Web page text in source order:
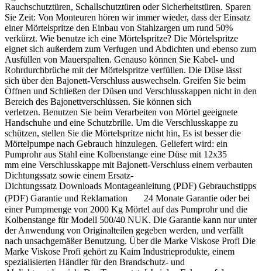
Rauchschutztüren, Schallschutztüren oder Sicherheitstüren. Sparen
Sie Zeit: Von Monteuren hören wir immer wieder, dass der Einsatz
einer Mörtelspritze den Einbau von Stahlzargen um rund 50%
verkürzt. Wie benutze ich eine Mörtelspritze? Die Mörtelspritze
eignet sich außerdem zum Verfugen und Abdichten und ebenso zum
Ausfüllen von Mauerspalten. Genauso können Sie Kabel- und
Rohrdurchbrüche mit der Mörtelspritze verfüllen. Die Düse lässt
sich über den Bajonett-Verschluss auswechseln. Greifen Sie beim
Öffnen und Schließen der Düsen und Verschlusskappen nicht in den
Bereich des Bajonettverschlüssen. Sie können sich
verletzen. Benutzen Sie beim Verarbeiten von Mörtel geeignete
Handschuhe und eine Schutzbrille. Um die Verschlusskappe zu
schützen, stellen Sie die Mörtelspritze nicht hin, Es ist besser die
Mörtelpumpe nach Gebrauch hinzulegen. Geliefert wird: ein
Pumprohr aus Stahl eine Kolbenstange eine Düse mit 12x35
mm eine Verschlusskappe mit Bajonett-Verschluss einem verbauten
Dichtungssatz sowie einem Ersatz-
Dichtungssatz Downloads Montageanleitung (PDF) Gebrauchstipps
(PDF) Garantie und Reklamation 24 Monate Garantie oder bei
einer Pumpmenge von 2000 Kg Mörtel auf das Pumprohr und die
Kolbenstange für Modell 500/40 NUK. Die Garantie kann nur unter
der Anwendung von Originalteilen gegeben werden, und verfällt
nach unsachgemäßer Benutzung. Über die Marke Viskose Profi Die
Marke Viskose Profi gehört zu Kaim Industrieprodukte, einem
spezialisierten Händler für den Brandschutz- und